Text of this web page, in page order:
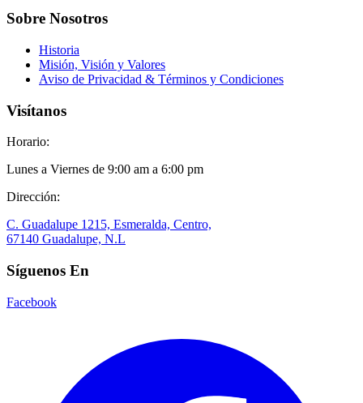
Sobre Nosotros
Historia
Misión, Visión y Valores
Aviso de Privacidad & Términos y Condiciones
Visítanos
Horario:
Lunes a Viernes de 9:00 am a 6:00 pm
Dirección:
C. Guadalupe 1215, Esmeralda, Centro,
67140 Guadalupe, N.L
Síguenos En
Facebook